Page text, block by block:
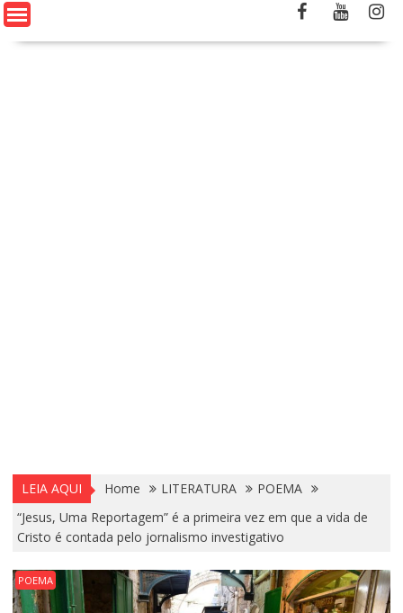
LEIA AQUI Home LITERATURA
POEMA
“Jesus, Uma Reportagem” é a primeira vez em que a vida de
Cristo é contada pelo jornalismo investigativo
POEMA